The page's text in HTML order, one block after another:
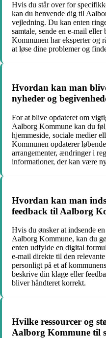
Hvis du står over for
kan du henvende dig til
vejledning. Du kan enten
samtale, sende en e-mail eller
Kommunen har eksperter og
at løse dine problemer og
Hvordan kan man
nyheder og
For at blive opdateret om
Aalborg Kommune kan du
hjemmeside, sociale medier
Kommunen opdaterer
arrangementer, ændringer i
informationer, der kan være
Hvordan kan man
feedback til Aalborg
Hvis du ønsker at indsende
Aalborg Kommune, kan du
enten udfylde en digital
e-mail direkte til den
personligt på et af
beskrive din klage eller
bliver håndteret korrekt.
Hvilke ressourcer og
Aalborg Kommune til